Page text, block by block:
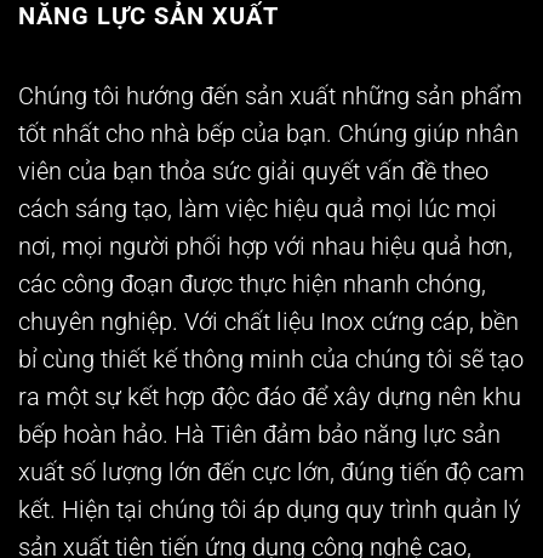
NĂNG LỰC SẢN XUẤT
Chúng tôi hướng đến sản xuất những sản phẩm
tốt nhất cho nhà bếp của bạn. Chúng giúp nhân
viên của bạn thỏa sức giải quyết vấn đề theo
cách sáng tạo, làm việc hiệu quả mọi lúc mọi
nơi, mọi người phối hợp với nhau hiệu quả hơn,
các công đoạn được thực hiện nhanh chóng,
chuyên nghiệp. Với chất liệu Inox cứng cáp, bền
bỉ cùng thiết kế thông minh của chúng tôi sẽ tạo
ra một sự kết hợp độc đáo để xây dựng nên khu
bếp hoàn hảo. Hà Tiên đảm bảo năng lực sản
xuất số lượng lớn đến cực lớn, đúng tiến độ cam
kết. Hiện tại chúng tôi áp dụng quy trình quản lý
sản xuất tiên tiến ứng dụng công nghệ cao,